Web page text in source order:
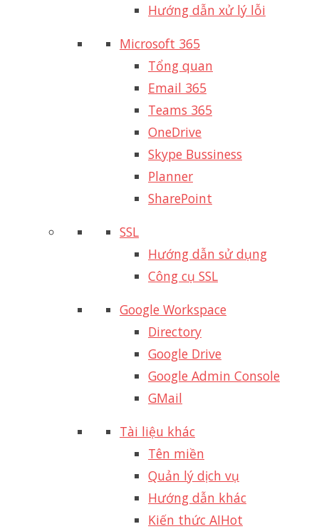
Hướng dẫn xử lý lỗi
Microsoft 365
Tổng quan
Email 365
Teams 365
OneDrive
Skype Bussiness
Planner
SharePoint
SSL
Hướng dẫn sử dụng
Công cụ SSL
Google Workspace
Directory
Google Drive
Google Admin Console
GMail
Tài liệu khác
Tên miền
Quản lý dịch vụ
Hướng dẫn khác
Kiến thức AIHot